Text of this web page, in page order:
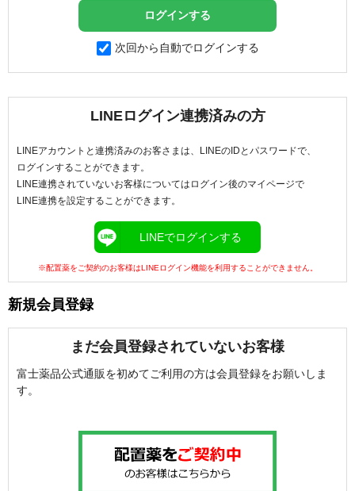
次回から自動でログインする
LINEログイン連携済みの方
LINEアカウントと連携済みのお客さまは、LINEのIDとパスワードで、
ログインすることができます。
LINE連携されていないお客様についてはログイン後のマイページで
LINE連携を設定することができます。
LINEでログインする
※配置薬をご契約のお客様はLINEログイン機能を利用することができません。
新規会員登録
まだ会員登録されていないお客様
富士薬品公式通販を初めてご利用の方は会員登録をお願いしま
す。